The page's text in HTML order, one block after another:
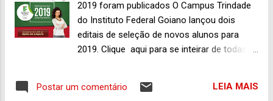
Morais (PDT), tendo, evidentemente, o
objetivo de atingir a candidatura da deputada
federal Flávia Moriais (PDT), que está
buscando um novo mandato na Câmara dos
perguntar aos principais nomes do chamado
2019 foram publicados O Campus Trindade
do Instituto Federal Goiano lançou dois
editais de seleção de novos alunos para
2019. Clique aqui para se inteirar de todas
ao ensino médio. A boa notícia é que as
Postar um comentário LEIA MAIS